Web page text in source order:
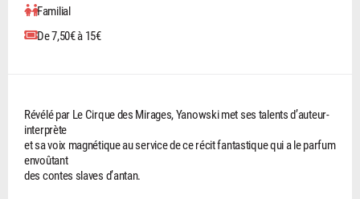
Familial
De 7,50€ à 15€
Révélé par Le Cirque des Mirages, Yanowski met ses talents d’auteur-
interprète
et sa voix magnétique au service de ce récit fantastique qui a le parfum
envoûtant
des contes slaves d’antan.